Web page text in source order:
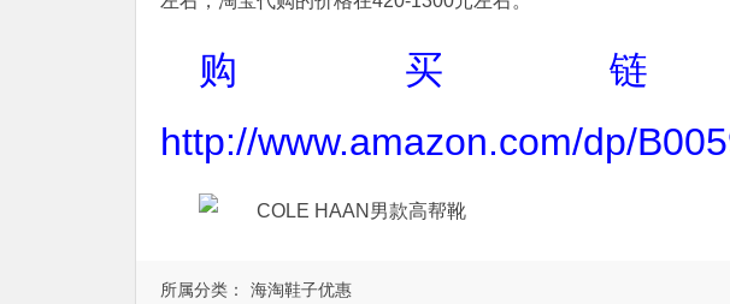
所属分类： 海淘鞋子优惠
购买链
http://www.amazon.com/dp/